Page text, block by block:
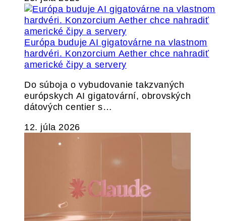
Európa buduje AI gigatovárne na vlastnom
hardvéri. Konzorcium Aether chce nahradiť
americké čipy a servery
Do súboja o vybudovanie takzvaných
európskych AI gigatovární, obrovských
dátových centier s…
12. júla 2026